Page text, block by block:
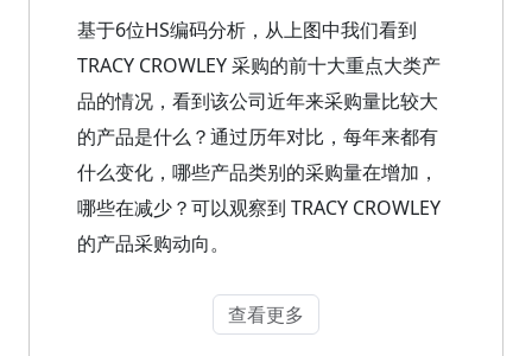
基于6位HS编码分析，从上图中我们看到
TRACY CROWLEY 采购的前十大重点大类产
品的情况，看到该公司近年来采购量比较大
的产品是什么？通过历年对比，每年来都有
什么变化，哪些产品类别的采购量在增加，
哪些在减少？可以观察到 TRACY CROWLEY
的产品采购动向。
查看更多